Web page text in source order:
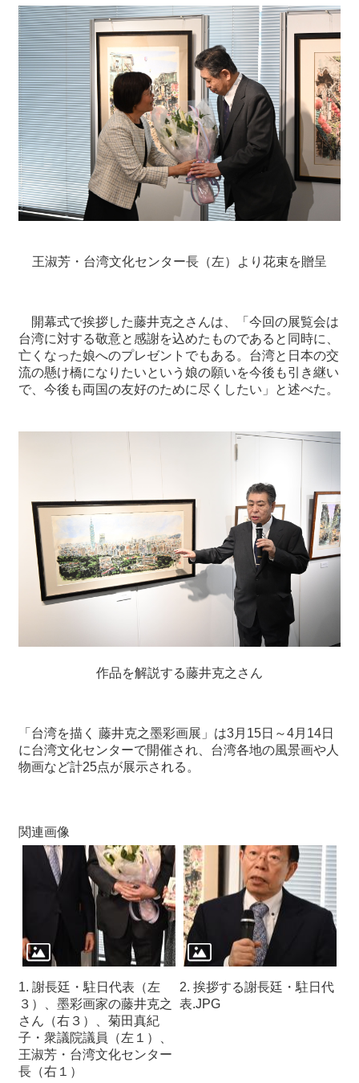
王淑芳・台湾文化センター長（左）より花束を贈呈
開幕式で挨拶した藤井克之さんは、「今回の展覧会は
台湾に対する敬意と感謝を込めたものであると同時に、
亡くなった娘へのプレゼントでもある。台湾と日本の交
流の懸け橋になりたいという娘の願いを今後も引き継い
で、今後も両国の友好のために尽くしたい」と述べた。
作品を解説する藤井克之さん
「台湾を描く 藤井克之墨彩画展」は3月15日～4月14日
に台湾文化センターで開催され、台湾各地の風景画や人
物画など計25点が展示される。
関連画像
1. 謝長廷・駐日代表（左
３）、墨彩画家の藤井克之
さん（右３）、菊田真紀
子・衆議院議員（左１）、
王淑芳・台湾文化センター
長（右１）
2. 挨拶する謝長廷・駐日代
表.JPG